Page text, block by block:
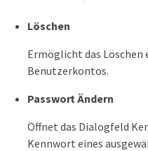
Löschen
Ermöglicht das Löschen
Benutzerkontos.
Passwort Ändern
Öffnet das Dialogfeld
Kennwort eines